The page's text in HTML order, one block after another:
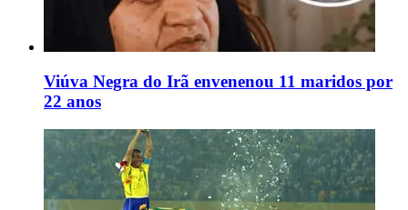
Viúva Negra do Irã envenenou 11 maridos por
22 anos